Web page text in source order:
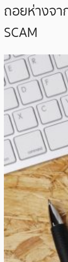
ถอยห่างจา
SCAM